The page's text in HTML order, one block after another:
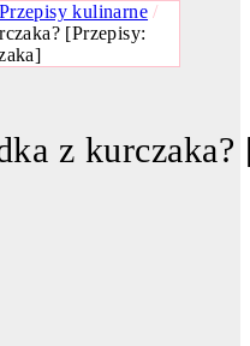
Przepisy kulinarne /
[Przepisy:
z